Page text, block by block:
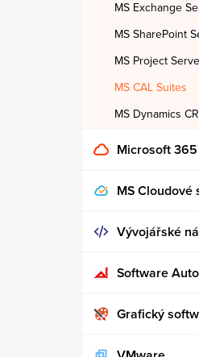
MS Exchange
MS SharePoint
MS Project
MS CAL Suites
MS Dynamics
Microsoft 365
MS Cloudové
Vývojářské
Software
Grafický